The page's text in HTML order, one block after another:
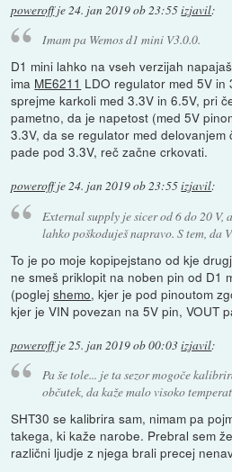
poweroffje 24. jan 2019 ob 23:55izjavil:
Imam pa Wemos d1 mini V3.0.0.
D1 mini lahko na vseh verzijah
ima ME6211 LDO regulator med 5V
sprejme karkoli med 3.3V in 6.5V, pri
pametno, da je napetost (med 5V
3.3V, da se regulator med
pade pod 3.3V, reč začne crkovati.
poweroffje24. jan 2019 ob 23:55izjavil:
External supply je sicer od 6 do 20 V,
lahko poškoduješ napravo. S tem, da
To je po moje kopipejstano od kje
ne smeš priklopit na noben pin od D1
(poglejshemo, kjer je pod pinoutom
kjer je VIN povezan na 5V pin, VOUT
poweroffje 25. jan 2019 ob 00:03izjavil:
Pa še tole... je ta sezor mogoče
občutek, da kaže malo visoko
SHT30 se kalibrira sam, nimam pa
takega, ki kaže narobe. Prebral sem
različni ljudje z njega brali precej